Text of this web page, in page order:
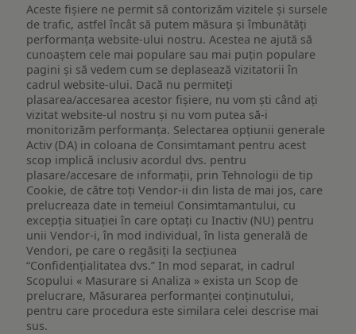
Aceste fișiere ne permit să contorizăm vizitele și sursele
de trafic, astfel încât să putem măsura și îmbunătăți
performanța website-ului nostru. Acestea ne ajută să
cunoaștem cele mai populare sau mai puțin populare
pagini și să vedem cum se deplasează vizitatorii în
cadrul website-ului. Dacă nu permiteți
plasarea/accesarea acestor fișiere, nu vom ști când ați
vizitat website-ul nostru și nu vom putea să-i
monitorizăm performanța. Selectarea opțiunii generale
Activ (DA) in coloana de Consimtamant pentru acest
scop implică inclusiv acordul dvs. pentru
plasare/accesare de informații, prin Tehnologii de tip
Cookie, de către toți Vendor-ii din lista de mai jos, care
prelucreaza date in temeiul Consimtamantului, cu
excepția situației în care optați cu Inactiv (NU) pentru
unii Vendor-i, în mod individual, în lista generală de
Vendori, pe care o regăsiți la secțiunea
“Confidențialitatea dvs.” In mod separat, in cadrul
Scopului « Masurare si Analiza » exista un Scop de
prelucrare, Măsurarea performanței conținutului,
pentru care procedura este similara celei descrise mai
sus.